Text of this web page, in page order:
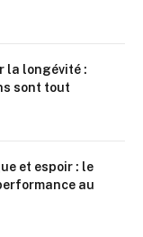
la longévité :
sont tout
et espoir : le
au